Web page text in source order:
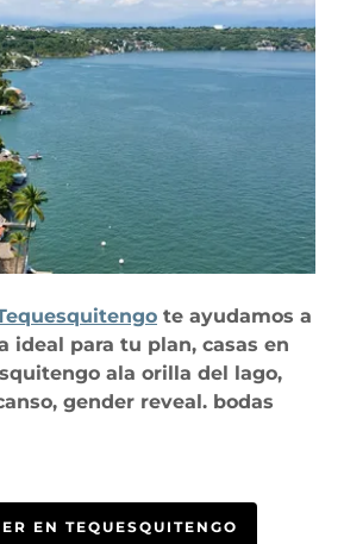
te ayudamos a
ideal para tu plan, casas en
ala orilla del lago,
gender reveal. bodas
EN TEQUESQUITENGO